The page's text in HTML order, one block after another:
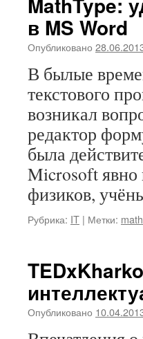
в MS Word
Опубликовано
В былые
текстового
возникал
редактор
была
Microsoft явно
физиков,
Рубрика: IT | Метки:
Опубликовано